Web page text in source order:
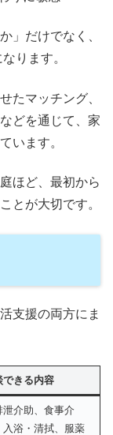
」だけでなく、
ります。
たマッチング、
どを通じて、家
います。
ほど、最初から
とが大切です。
支援の両方にま
できる内容
泄介助、食事介
入浴・清拭、服薬